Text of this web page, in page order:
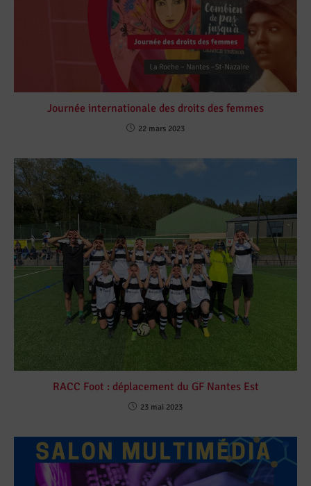
Journée internationale des droits des femmes
22 mars 2023
RACC Foot : déplacement du GF Nantes Est
23 mai 2023